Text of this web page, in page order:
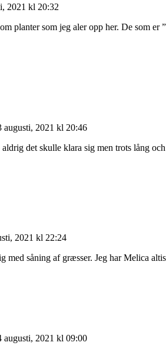
2021 kl 20:32
planter som jeg aler opp her. De som
augusti, 2021 kl 20:46
det skulle klara sig men trots lång
2021 kl 22:24
med såning af græsser. Jeg har Melica
augusti, 2021 kl 09:00